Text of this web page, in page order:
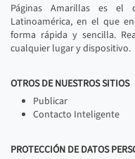
Páginas Amarillas es el
Latinoamérica, en el que
forma rápida y sencilla.
cualquier lugar y dispositivo.
OTROS DE NUESTROS SITIOS
Publicar
Contacto Inteligente
PROTECCIÓN DE DATOS